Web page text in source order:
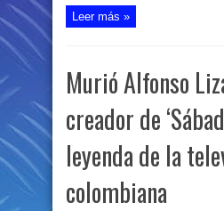
Leer más »
Murió Alfonso
creador de
leyenda de la
colombiana